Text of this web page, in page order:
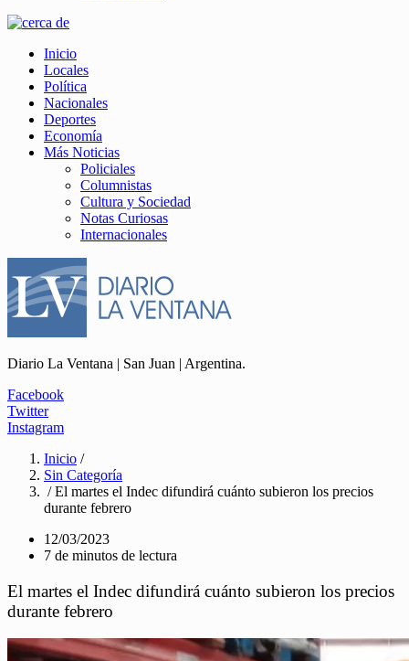
Inicio
Locales
Política
Nacionales
Deportes
Economía
Más Noticias
Policiales
Columnistas
Cultura y Sociedad
Notas Curiosas
Internacionales
Diario La Ventana | San Juan | Argentina.
Facebook
Twitter
Instagram
Inicio /
Sin Categoría
/ El martes el Indec difundirá cuánto subieron los precios
durante febrero
12/03/2023
7 de minutos de lectura
El martes el Indec difundirá cuánto subieron los precios
durante febrero